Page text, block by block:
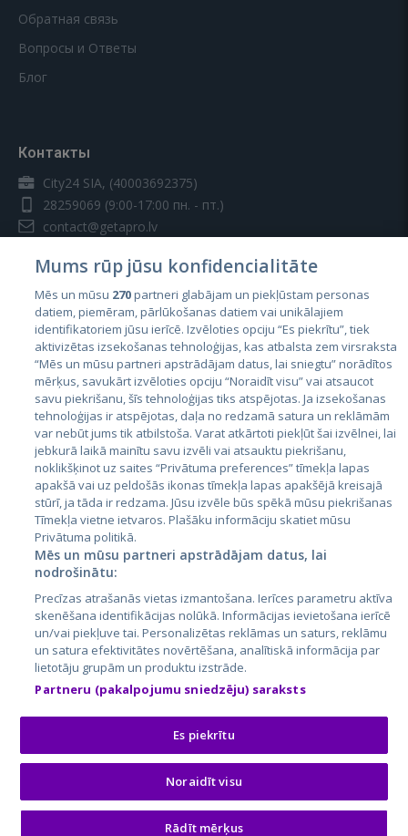
Обратная связь
Вопросы и Ответы
Блог
Контакты
City24 SIA, (40003692375)
28259069 (9:00-17:00 пн. - пт.)
contact@getapro.lv
Страны
Эстония
Латвия
Литва
City24.lv
City24.ee
GetaPro.lv
GetaPro.ee
Skelbiu.lt
Autoplius.lt
Aruodas.lt
CVbankas.lt
Kainos.lt
Paslaugos.lt
auto24.ee
Osta.ee
KuldneBörs.ee
© 2026 GetaPro. Все права защищены.
Mums rūp jūsu konfidencialitāte
Mēs un mūsu 270partneri glabājam un piekļūstam personas
datiem, piemēram, pārlūkošanas datiem vai unikālajiem
identifikatoriem jūsu ierīcē. Izvēloties opciju “Es piekrītu”, tiek
aktivizētas izsekošanas tehnoloģijas, kas atbalsta zem virsraksta
“Mēs un mūsu partneri apstrādājam datus, lai sniegtu” norādītos
mērķus, savukārt izvēloties opciju “Noraidīt visu” vai atsaucot
savu piekrišanu, šīs tehnoloģijas tiks atspējotas. Ja izsekošanas
tehnoloģijas ir atspējotas, daļa no redzamā satura un reklāmām
var nebūt jums tik atbilstoša. Varat atkārtoti piekļūt šai izvēlnei, lai
jebkurā laikā mainītu savu izvēli vai atsauktu piekrišanu,
noklikšķinot uz saites “Privātuma preferences” tīmekļa lapas
apakšā vai uz peldošās ikonas tīmekļa lapas apakšējā kreisajā
stūrī, ja tāda ir redzama. Jūsu izvēle būs spēkā mūsu piekrišanas
Tīmekļa vietne ietvaros. Plašāku informāciju skatiet mūsu
Privātuma politikā.
Mēs un mūsu partneri apstrādājam datus, lai
nodrošinātu:
Precīzas atrašanās vietas izmantošana. Ierīces parametru aktīva
skenēšana identifikācijas nolūkā. Informācijas ievietošana ierīcē
un/vai piekļuve tai. Personalizētas reklāmas un saturs, reklāmu
un satura efektivitātes novērtēšana, analītiskā informācija par
lietotāju grupām un produktu izstrāde.
Partneru (pakalpojumu sniedzēju) saraksts
Es piekrītu
Noraidīt visu
Rādīt mērķus